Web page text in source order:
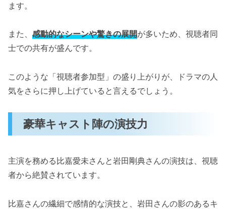
ます。
また、 感動的なシーンや驚きの展開が多いため、視聴者同
士での共有が盛んです。
このような「視聴者参加型」の盛り上がりが、ドラマの人
気をさらに押し上げていると言えるでしょう。
豪華キャスト陣の演技力
主演を務める比嘉愛未さんと岩田剛典さんの演技は、視聴
者から絶賛されています。
比嘉さんの繊細で感情的な演技と、岩田さんの影のあるキ